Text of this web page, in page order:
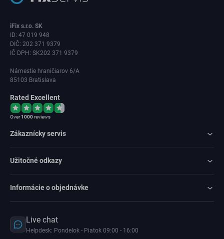
iFix s.r.o. SK
ID: 47 019 948
DIČ: 202 371 9379
IČ DPH: SK202 371 9379
Námestie hraničiarov 6/A
85103 Bratislava
Rated Excellent
Over1000reviews
Zákaznícky servis
Užitočné odkazy
Informácie o objednávke
Live chat
Helpdesk: Pondelok - Piatok 09:00 - 16:00